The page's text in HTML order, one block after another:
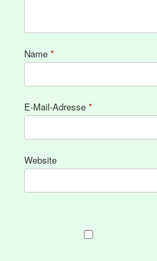
Name *
E-Mail-Adresse *
Website